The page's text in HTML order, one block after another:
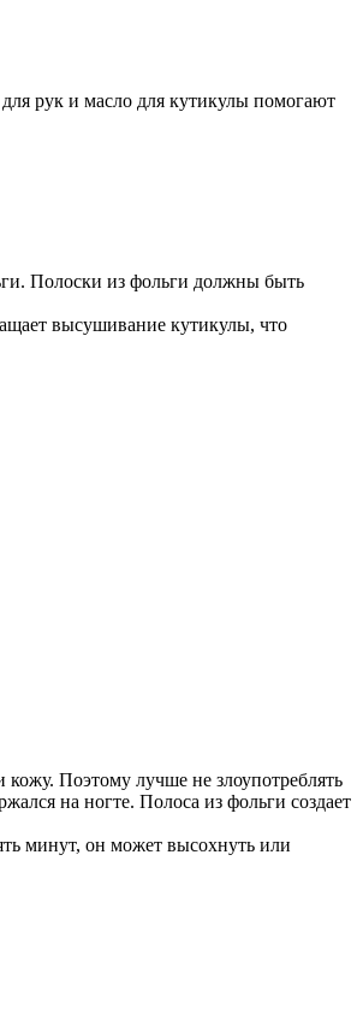
рук и масло для кутикулы помогают
Полоски из фольги должны быть
высушивание кутикулы, что
Поэтому лучше не злоупотреблять
на ногте. Полоса из фольги создает
минут, он может высохнуть или